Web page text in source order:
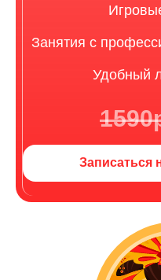
Занятия с
Удобный
Записаться